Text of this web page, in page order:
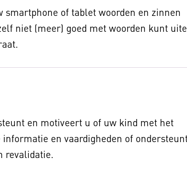
smartphone of tablet woorden en zinnen
niet (meer) goed met woorden kunt
en motiveert u of uw kind met het
en vaardigheden of
revalidatie.